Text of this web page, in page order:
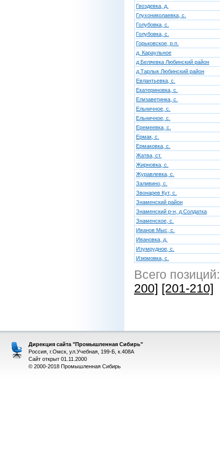
Гвоздевка, д.
Глухониколаевка, с.
Голубовка, с.
Голубовка, с.
Горьковское, р.п.
д. Караульное
д.Беляевка Любинский район
д.Тарлык Любинский район
Евлантьевка, с.
Екатериновка, с.
Елизаветинка, с.
Ельничное, с.
Ельничное, с.
Еремеевка, с.
Ермак, с.
Ермаковка, с.
Жатва, ст.
Жирновка, с.
Журавлевка, с.
Заливино, с.
Звонарев Кут, с.
Знаменский район
Знаменский р-н, д.Солдатка
Знаменское, с.
Иванов Мыс, с.
Ивановка, д.
Изумрудное, с.
Изюмовка, с.
Всего
200] [201-210]
Дирекция сайта "Промышленная Сибирь"
Россия, г.Омск, ул.Учебная, 199-Б, к.408А
Сайт открыт 01.11.2000
© 2000-2018 Промышленная Сибирь